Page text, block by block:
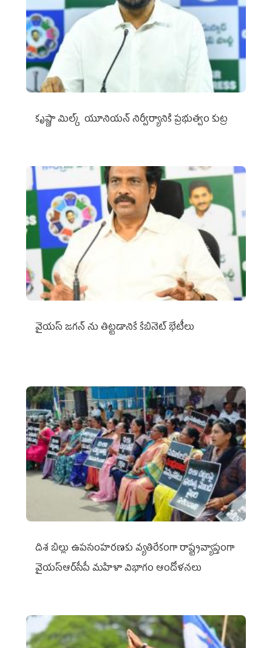
కృష్ణా మిల్క్‌ యూనియన్‌ నిర్వీర్యానికి ప్రభుత్వం కుట్ర
వైయ‌స్ జగన్‌ ను తిట్టడానికే కేబినెట్‌ భేటీలు
దిశ బిల్లు ఉపసంహరణకు వ్యతిరేకంగా రాష్ట్రవ్యాప్తంగా
వైయ‌స్ఆర్‌సీపీ మహిళా విభాగం ఆందోళనలు